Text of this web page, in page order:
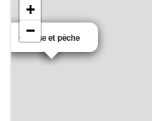
chasse & pêche
Chasse et pêche
+
−